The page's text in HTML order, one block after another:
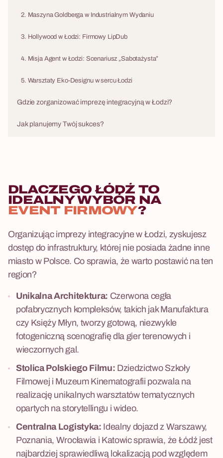
2. Maszyna Goldberga w Industrialnym Wydaniu
3. Hollywood w Łodzi: Firmowy LipDub
4. Misja Agent w Łodzi: Scenariusz „Sabotażysta”
5. Warsztaty Eko-Designu w sercu Łodzi
Gdzie zorganizować imprezę integracyjną w Łodzi?
Jak planujemy Twój sukces?
DLACZEGO ŁÓDŹ TO
IDEALNY WYBÓR NA
EVENT FIRMOWY?
Organizując imprezy integracyjne w Łodzi, zyskujesz
dostęp do infrastruktury, której nie posiada żadne inne
miasto w Polsce. Co sprawia, że warto postawić na ten
region?
Unikalna Architektura: Czerwona cegła
pofabrycznych kompleksów, takich jak Manufaktura
czy Księży Młyn, tworzy gotową, niezwykle
fotogeniczną scenografię dla gier terenowych i
wieczornych gal.
Stolica Polskiego Filmu: Dziedzictwo Szkoły
Filmowej i Muzeum Kinematografii pozwala na
realizację unikalnych warsztatów tematycznych
opartych na storytellingu i wideo.
Centralna Logistyka: Idealny dojazd z Warszawy,
Poznania, Wrocławia i Katowic sprawia, że Łódź jest
najbardziej sprawiedliwą lokalizacją pod względem